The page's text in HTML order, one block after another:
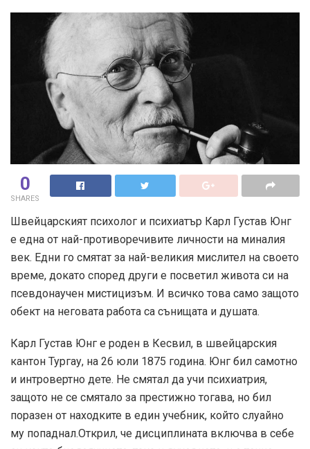
0
SHARES
Швейцарският психолог и психиатър Карл Густав Юнг
е една от най-противоречивите личности на миналия
век. Едни го смятат за най-великия мислител на своето
време, докато според други е посветил живота си на
псевдонаучен мистицизъм. И всичко това само защото
обект на неговата работа са сънищата и душата.
Карл Густав Юнг е роден в Кесвил, в швейцарския
кантон Тургау, на 26 юли 1875 година. Юнг бил самотно
и интровертно дете. Не смятал да учи психиатрия,
защото не се смятало за престижно тогава, но бил
поразен от находките в един учебник, който слуайно
му попаднал.Открил, че дисциплината включва в себе